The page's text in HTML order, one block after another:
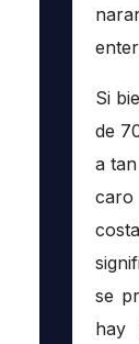
Si
de
a
se
hay